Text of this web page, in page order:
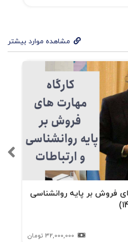
مشاهده موارد بیشتر
فروش بر پایه روانشناسی
32,000,000 تومان